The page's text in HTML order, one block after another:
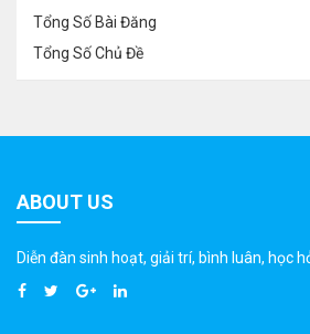
Tổng Số Bài Đăng
Tổng Số Chủ Đề
ABOUT US
Diễn đàn sinh hoạt, giải trí, bình luân, học